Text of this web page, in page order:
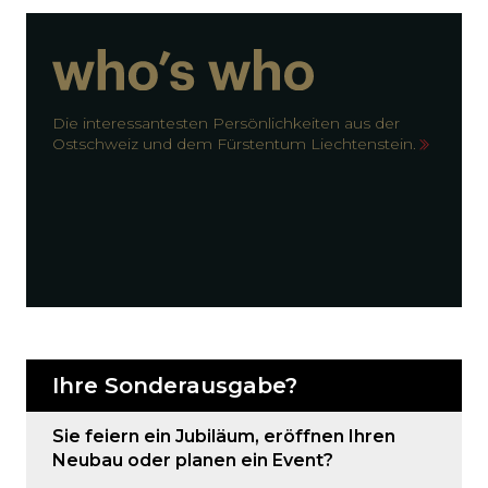
Die interessantesten Persönlichkeiten aus der
Ostschweiz und dem Fürstentum Liechtenstein.
Ihre Sonderausgabe?
Sie feiern ein Jubiläum, eröffnen Ihren
Neubau oder planen ein Event?